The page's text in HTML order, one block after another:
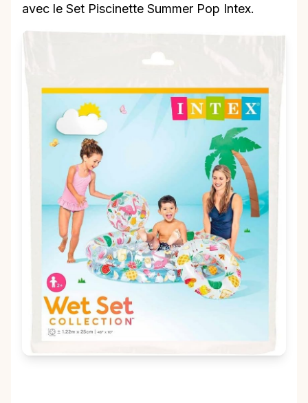
avec le Set Piscinette Summer Pop Intex.